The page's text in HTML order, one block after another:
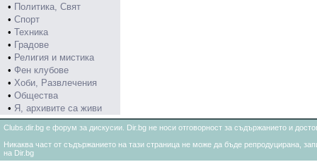
• Политика, Свят
• Спорт
• Техника
• Градове
• Религия и мистика
• Фен клубове
• Хоби, Развлечения
• Общества
• Я, архивите са живи
Clubs.dir.bg е форум за дискусии. Dir.bg не носи отговорност за съдържанието и
Никаква част от съдържанието на тази страница не може да бъде репродуцирана,
на Dir.bg